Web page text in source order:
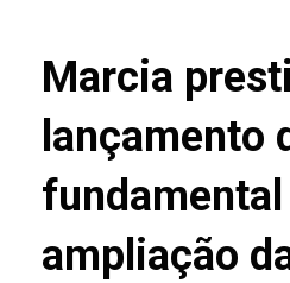
Marcia
lançamento
fundamental
ampliação